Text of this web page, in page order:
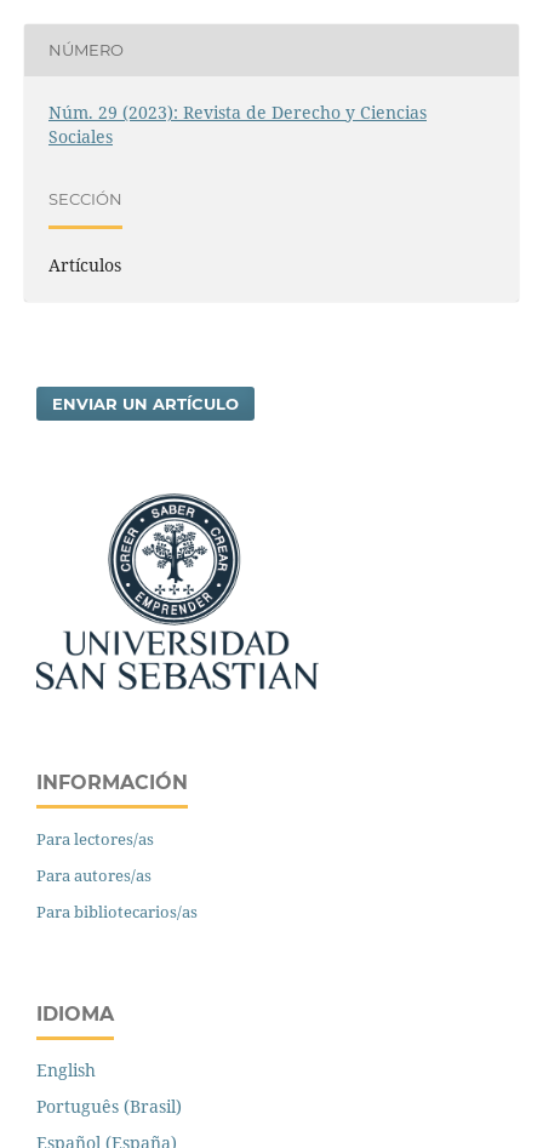
NÚMERO
Núm. 29 (2023): Revista de Derecho y Ciencias
Sociales
SECCIÓN
Artículos
ENVIAR UN ARTÍCULO
INFORMACIÓN
Para lectores/as
Para autores/as
Para bibliotecarios/as
IDIOMA
English
Português (Brasil)
Español (España)